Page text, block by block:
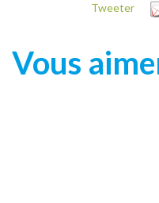
Tweeter
Vous